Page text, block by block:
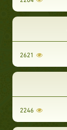
2621
2246